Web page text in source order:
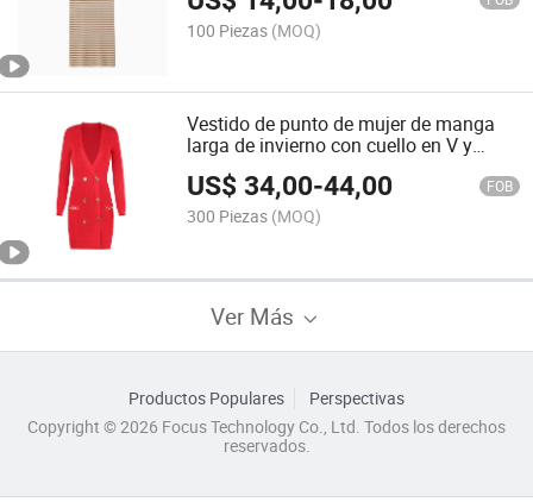
100 Piezas (MOQ)
Vestido de punto de mujer de manga
larga de invierno con cuello en V y
botones, personalizado por fábrica
OEM
US$34,00-44,00 FOB
300 Piezas (MOQ)
Ver Más
Productos Populares
Perspectivas
Copyright © 2026 Focus Technology Co., Ltd. Todos los derechos
reservados.